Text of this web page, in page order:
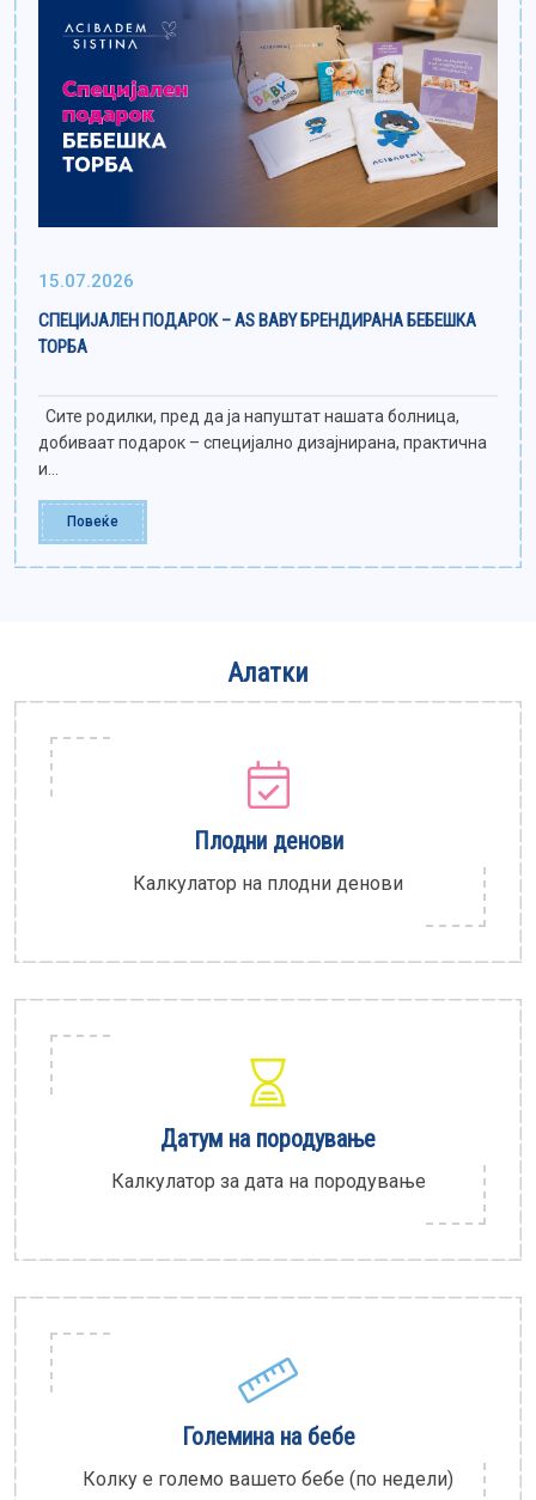
15.07.2026
СПЕЦИЈАЛЕН ПОДАРОК – AS BABY БРЕНДИРАНА БЕБЕШКА
ТОРБА
Сите родилки, пред да ја напуштат нашата болница,
добиваат подарок – специјално дизајнирана, практична
и...
Повеќе
Алатки
Плодни денови
Калкулатор на плодни денови
Датум на породување
Калкулатор за дата на породување
Големина на бебе
Колку е големо вашето бебе (по недели)